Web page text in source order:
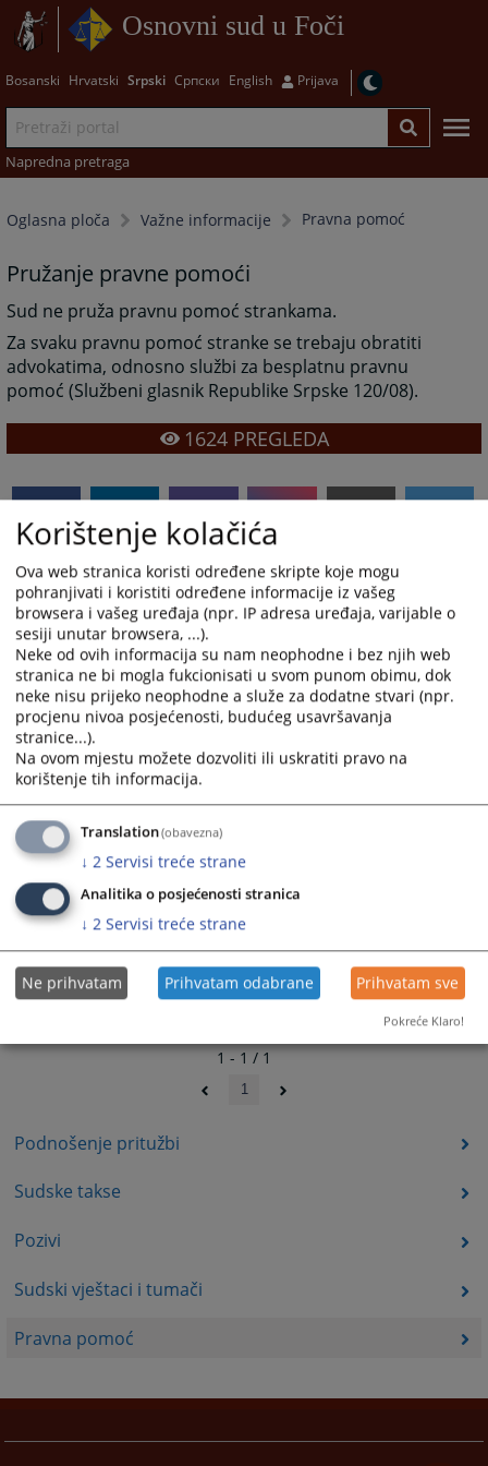
Osnovni sud u Foči
Bosanski Hrvatski Srpski Српски English Prijava
Napredna pretraga
Oglasna ploča Važne informacije Pravna pomoć
Podnošenje pritužbi
Sudske takse
Pozivi
Sudski vještaci i tumači
Pravna pomoć
Pružanje pravne pomoći
Sud ne pruža pravnu pomoć strankama.
Za svaku pravnu pomoć stranke se trebaju obratiti
advokatima, odnosno službi za besplatnu pravnu
pomoć (Službeni glasnik Republike Srpske 120/08).
1624PREGLEDA
1 - 1 / 1
1
Korištenje kolačića
Ova web stranica koristi određene skripte koje mogu
pohranjivati i koristiti određene informacije iz vašeg
browsera i vašeg uređaja (npr. IP adresa uređaja, varijable o
sesiji unutar browsera, ...).
Neke od ovih informacija su nam neophodne i bez njih web
stranica ne bi mogla fukcionisati u svom punom obimu, dok
neke nisu prijeko neophodne a služe za dodatne stvari (npr.
procjenu nivoa posjećenosti, budućeg usavršavanja
stranice...).
Na ovom mjestu možete dozvoliti ili uskratiti pravo na
korištenje tih informacija.
Translation(obavezna)
↓ 2 Servisi treće strane
Analitika o posjećenosti stranica
↓ 2 Servisi treće strane
Ne prihvatam Prihvatam odabrane Prihvatam sve
Pokreće Klaro!